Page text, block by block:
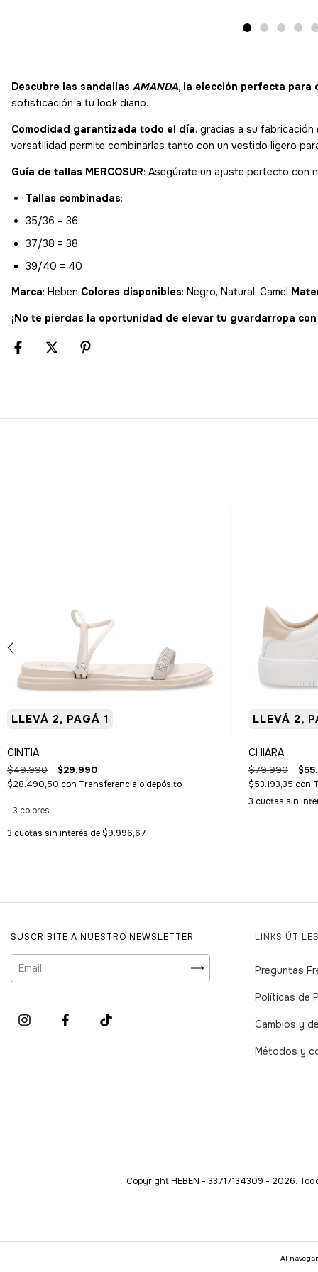
Al
Descubre las sandalias AMANDA, la elección perfecta para
sofisticación a tu look diario.
Comodidad garantizada todo el día, gracias a su fabricación
versatilidad permite combinarlas tanto con un vestido ligero
Guía de tallas MERCOSUR: Asegúrate un ajuste perfecto con
Tallas combinadas:
35/36 = 36
37/38 = 38
39/40 = 40
Marca: Heben Colores disponibles: Negro, Natural, Camel
¡No te pierdas la oportunidad de elevar tu guardarropa
LLEVÁ 2, PAGÁ 1
CINTIA
$49.990 $29.990
$28.490,50 con Transferencia o depósito
3 colores
3 cuotas sin interés de$9.996,67
LLEVÁ 2,
CHIARA
$79.990
$53.193,35 con
3 cuotas sin
SUSCRIBITE A NUESTRO NEWSLETTER LINKS
Preguntas
Políticas de
Cambios y
Métodos y
Copyright HEBEN - 33717134309 - 2026.